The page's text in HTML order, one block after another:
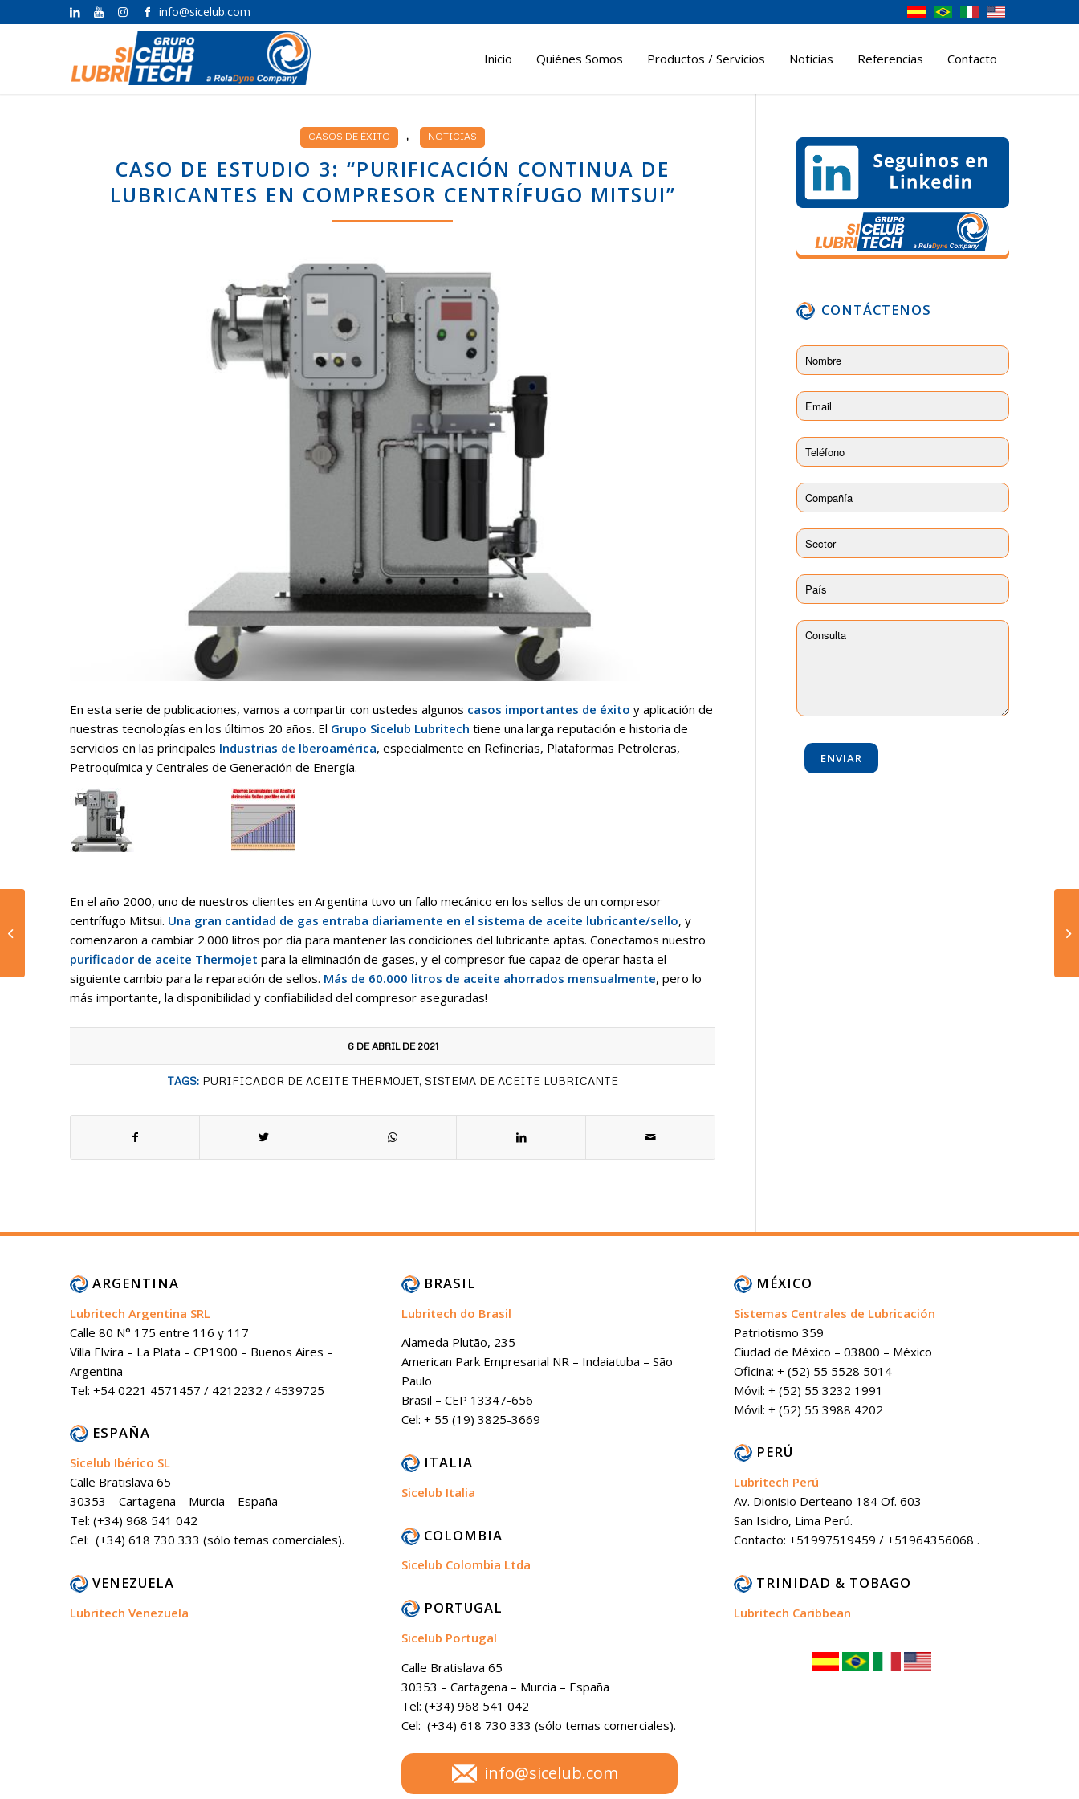
info@sicelub.com
Inicio Quiénes Somos Productos / Servicios Noticias Referencias Contacto
CASOS DE ÉXITO , NOTICIAS
CASO DE ESTUDIO 3: “PURIFICACIÓN CONTINUA DE
LUBRICANTES EN COMPRESOR CENTRÍFUGO MITSUI”
En esta serie de publicaciones, vamos a compartir con ustedes algunos casos importantes de éxito y aplicación de
nuestras tecnologías en los últimos 20 años. El Grupo Sicelub Lubritech tiene una larga reputación e historia de
servicios en las principales Industrias de Iberoamérica, especialmente en Refinerías, Plataformas Petroleras,
Petroquímica y Centrales de Generación de Energía.
En el año 2000, uno de nuestros clientes en Argentina tuvo un fallo mecánico en los sellos de un compresor
centrífugo Mitsui. Una gran cantidad de gas entraba diariamente en el sistema de aceite lubricante/sello, y
comenzaron a cambiar 2.000 litros por día para mantener las condiciones del lubricante aptas. Conectamos nuestro
purificador de aceite Thermojet para la eliminación de gases, y el compresor fue capaz de operar hasta el
siguiente cambio para la reparación de sellos. Más de 60.000 litros de aceite ahorrados mensualmente, pero lo
más importante, la disponibilidad y confiabilidad del compresor aseguradas!
6 DE ABRIL DE 2021
TAGS: PURIFICADOR DE ACEITE THERMOJET, SISTEMA DE ACEITE LUBRICANTE
CONTÁCTENOS
ARGENTINA
Lubritech Argentina SRL
Calle 80 N° 175 entre 116 y 117
Villa Elvira – La Plata – CP1900 – Buenos Aires –
Argentina
Tel: +54 0221 4571457 / 4212232 / 4539725
ESPAÑA
Sicelub Ibérico SL
Calle Bratislava 65
30353 – Cartagena – Murcia – España
Tel: (+34) 968 541 042
Cel: (+34) 618 730 333 (sólo temas comerciales).
VENEZUELA
Lubritech Venezuela
BRASIL
Lubritech do Brasil
Alameda Plutão, 235
American Park Empresarial NR – Indaiatuba – São
Paulo
Brasil – CEP 13347-656
Cel: + 55 (19) 3825-3669
ITALIA
Sicelub Italia
COLOMBIA
Sicelub Colombia Ltda
PORTUGAL
Sicelub Portugal
Calle Bratislava 65
30353 – Cartagena – Murcia – España
Tel: (+34) 968 541 042
Cel: (+34) 618 730 333 (sólo temas comerciales).
info@sicelub.com
MÉXICO
Sistemas Centrales de Lubricación
Patriotismo 359
Ciudad de México – 03800 – México
Oficina: + (52) 55 5528 5014
Móvil: + (52) 55 3232 1991
Móvil: + (52) 55 3988 4202
PERÚ
Lubritech Perú
Av. Dionisio Derteano 184 Of. 603
San Isidro, Lima Perú.
Contacto: +51997519459 / +51964356068 .
TRINIDAD & TOBAGO
Lubritech Caribbean
Caso de Estudio 2:
“Flushing
Oleohidráulico de Alta
Velocidad en Turbina...